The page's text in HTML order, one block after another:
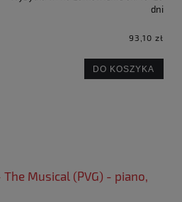
dni
93,10 zł
DO KOSZYKA
Musical (PVG) - piano,